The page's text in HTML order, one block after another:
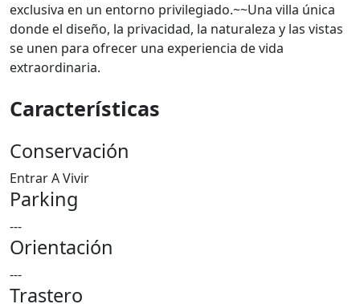
exclusiva en un entorno privilegiado.~~Una villa única
donde el diseño, la privacidad, la naturaleza y las vistas
se unen para ofrecer una experiencia de vida
extraordinaria.
Características
Conservación
Entrar A Vivir
Parking
---
Orientación
---
Trastero